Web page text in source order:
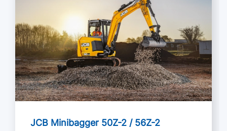
JCB Minibagger 50Z-2 / 56Z-2